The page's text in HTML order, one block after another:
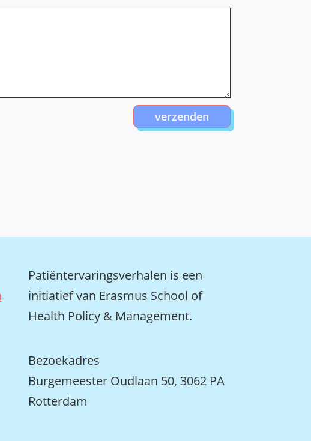
verzenden
Patiëntervaringsverhalen is een
initiatief van Erasmus School of
Health Policy & Management.
Bezoekadres
Burgemeester Oudlaan 50, 3062 PA
Rotterdam